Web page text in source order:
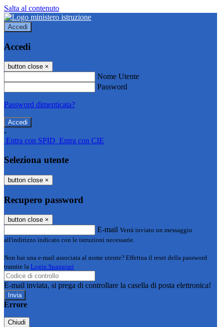
Salta al contenuto
Accedi
Accedi
button close ×
Nome Utente
Password
Password dimenticata?
-
Entra con SPID Entra con CIE
Seleziona utente
button close ×
Recupero password
button close ×
E-mail Verrà inviato un messaggio
all'indirizzo indicato con le istruzioni necessarie.
Non hai una e-mail associata al nome utente? Effettua il reset della password
tramite la Login Spaggiari
E-mail inviata, si prega di controllare la casella di posta elettronica!
Errore
Chiudi